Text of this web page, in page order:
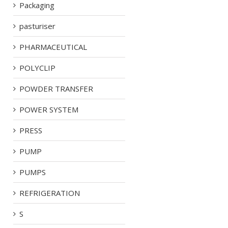
Packaging
pasturiser
PHARMACEUTICAL
POLYCLIP
POWDER TRANSFER
POWER SYSTEM
PRESS
PUMP
PUMPS
REFRIGERATION
S